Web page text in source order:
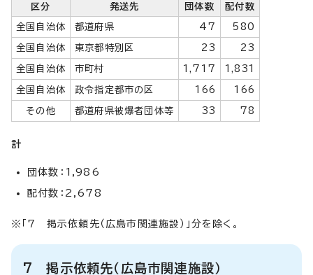
区分 発送先 団体数 配付数
全国自治体 都道府県 47 580
全国自治体 東京都特別区 23 23
全国自治体 市町村 1,717 1,831
全国自治体 政令指定都市の区 166 166
その他 都道府県被爆者団体等 33 78
計
団体数：1,986
配付数：2,678
※「7 掲示依頼先（広島市関連施設）」分を除く。
7掲示依頼先（広島市関連施設）